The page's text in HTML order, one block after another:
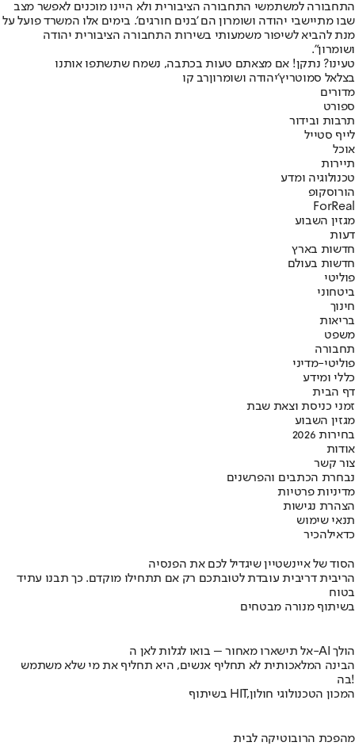
התחבורה למשתמשי התחבורה הציבורית ולא היינו מוכנים לאפשר מצב
שבו מתיישבי יהודה ושומרון הם 'בנים חורגים'. בימים אלו המשרד פועל על
מנת להביא לשיפור משמעותי בשירות התחבורה הציבורית יהודה
ושומרון".
טעינו? נתקן! אם מצאתם טעות בכתבה, נשמח שתשתפו אותנו
בצלאל סמוטריץ'יהודה ושומרוןרב קו
מדורים
ספורט
תרבות ובידור
לייף סטייל
אוכל
תיירות
טכנולוגיה ומדע
הורוסקופ
ForReal
מגזין השבוע
דעות
חדשות בארץ
חדשות בעולם
פוליטי
ביטחוני
חינוך
בריאות
משפט
תחבורה
פוליטי-מדיני
כללי ומידע
דף הבית
זמני כניסת וצאת שבת
מגזין השבוע
בחירות 2026
אודות
צור קשר
נבחרת הכתבים והפרשנים
מדיניות פרטיות
הצהרת נגישות
תנאי שימוש
כדאילהכיר
הסוד של איינשטיין שיגדיל לכם את הפנסיה
הריבית דריבית עובדת לטובתכם רק אם תתחילו מוקדם. כך תבנו עתיד
בטוח
בשיתוף מנורה מבטחים
אל תישארו מאחור – בואו לגלות לאן ה-AI הולך
הבינה המלאכותית לא תחליף אנשים, היא תחליף את מי שלא משתמש
בה!
בשיתוף HIT,המכון הטכנולוגי חולון
מהפכת הרובוטיקה לבית